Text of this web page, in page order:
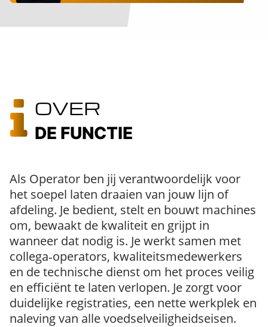
OVER
DE FUNCTIE
Als Operator ben jij verantwoordelijk voor
het soepel laten draaien van jouw lijn of
afdeling. Je bedient, stelt en bouwt machines
om, bewaakt de kwaliteit en grijpt in
wanneer dat nodig is. Je werkt samen met
collega‑operators, kwaliteitsmedewerkers
en de technische dienst om het proces veilig
en efficiënt te laten verlopen. Je zorgt voor
duidelijke registraties, een nette werkplek en
naleving van alle voedselveiligheidseisen.